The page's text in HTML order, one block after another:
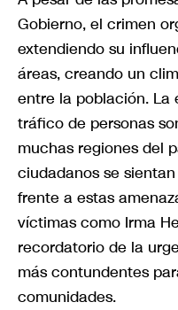
Gobierno, el crimen
extendiendo su
áreas, creando un
entre la población. La
tráfico de personas
muchas regiones del
ciudadanos se
frente a estas
víctimas como Irma
recordatorio de la
más contundentes
comunidades.